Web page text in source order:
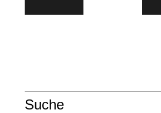
Suche